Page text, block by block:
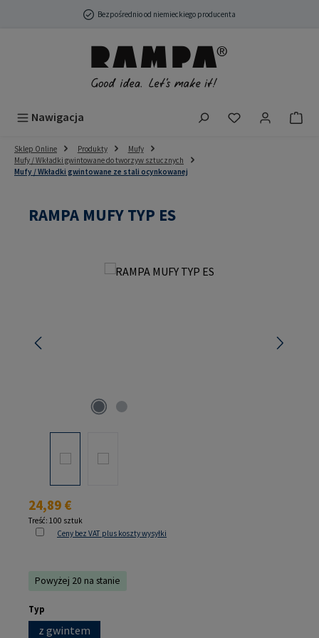
Przejdź do głównej zawartościBezpośrednio od niemieckiego producenta
Nawigacja Masz 0
Sklep Online Produkty
Mufy
Mufy / Wkładki gwintowane do tworzyw sztucznych
Mufy / Wkładki gwintowane ze stali ocynkowanej
RAMPA MUFY TYP ES
Pomiń galerię zdjęć
Cena regularna:
24,89 €
Treść: 100 sztuk
Ceny bez VAT plus koszty wysyłki
Powyżej 20 na stanie
Wybierz
Typ
z gwintem